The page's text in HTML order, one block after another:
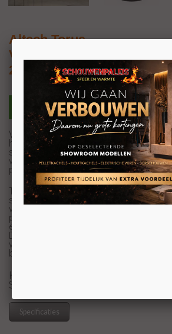
Altech Torus
Vrijstaande pelletkachel
2-8kW
We kennen Altech natuurlijk van de
houtkachels. Nu komt Altech ook met
speksteen pelletkachels. De
werken niet zoals de doorsnee
pelletkachels zijn voorzien van een
Tevens is de Altech Torus
speksteen, wat tot wel 10 uur na het
warmte afgeeft. De Torus is
pelletkachel, maar tegen een
een
De Torus is uitgerust met een 4
waar u tot wel 3 uur lang kunt
brandend vlammenspel.
KOM VOOR VOOR UW PRIJS
SHOWROOM
Specificaties